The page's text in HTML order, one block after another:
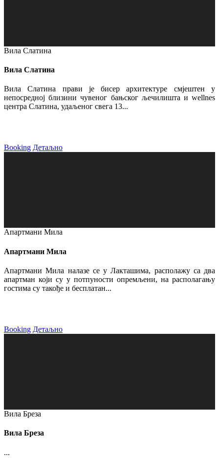
Вила Слатина
Вила Слатина
Вила Слатина прави је бисер архитектуре смјештен у
непосредној близини чувеног бањског љечилишта и wellnes
центра Слатина, удаљеног свега 13...
Booking Детаљно
Апартмани Мила
Апартмани Мила
Апартмани Мила налазе се у Лакташима, располажу са два
апартман који су у потпуности опремљени, на располагању
гостима су такође и бесплатан...
Booking Детаљно
Вила Бреза
Вила Бреза
...